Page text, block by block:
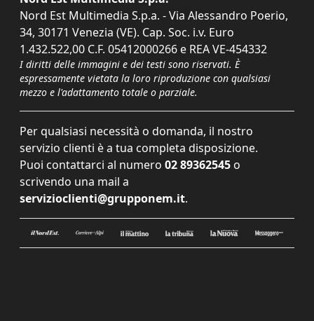
Nord Est Multimedia S.p.a. - Via Alessandro Poerio,
34, 30171 Venezia (VE). Cap. Soc. i.v. Euro
1.432.522,00 C.F. 05412000266 e REA VE-454332
I diritti delle immagini e dei testi sono riservati. È
espressamente vietata la loro riproduzione con qualsiasi
mezzo e l'adattamento totale o parziale.
Per qualsiasi necessità o domanda, il nostro
servizio clienti è a tua completa disposizione.
Puoi contattarci al numero 02 89362545 o
scrivendo una mail a
servizioclienti@grupponem.it.